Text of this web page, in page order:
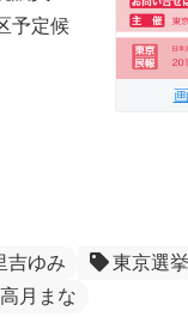
予定候
吉ゆみ 東京選
高月まな